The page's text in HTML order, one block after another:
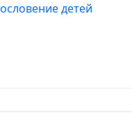
детей